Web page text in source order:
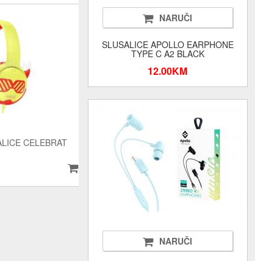
CELEBRAT
NARUČI
SLUSALICE APOLLO EARPHONE
TYPE C A2 BLACK
12.00KM
NARUČI